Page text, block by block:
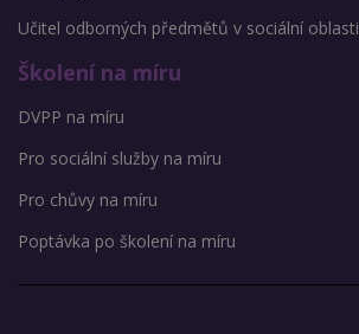
Učitel odborných předmětů v sociální oblasti
Školení na míru
DVPP na míru
Pro sociální služby na míru
Pro chůvy na míru
Poptávka po školení na míru